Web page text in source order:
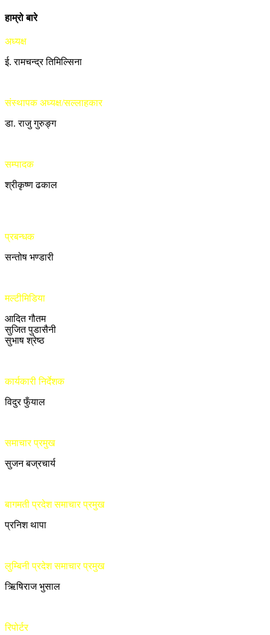
हाम्रो बारे
अध्यक्ष
ई. रामचन्द्र तिमिल्सिना
संस्थापक अध्यक्ष/सल्लाहकार
डा. राजु गुरुङ्ग
सम्पादक
श्रीकृष्ण ढकाल
प्रबन्धक
सन्तोष भण्डारी
मल्टीमिडिया
आदित गौतम
सुजित पुडासैनी
सुभाष श्रेष्ठ
कार्यकारी निर्देशक
विदुर फुँयाल
समाचार प्रमुख
सुजन बज्रचार्य
बागमती प्रदेश समाचार प्रमुख
प्रनिश थापा
लुम्बिनी प्रदेश समाचार प्रमुख
ऋिषिराज भुसाल
रिपोर्टर